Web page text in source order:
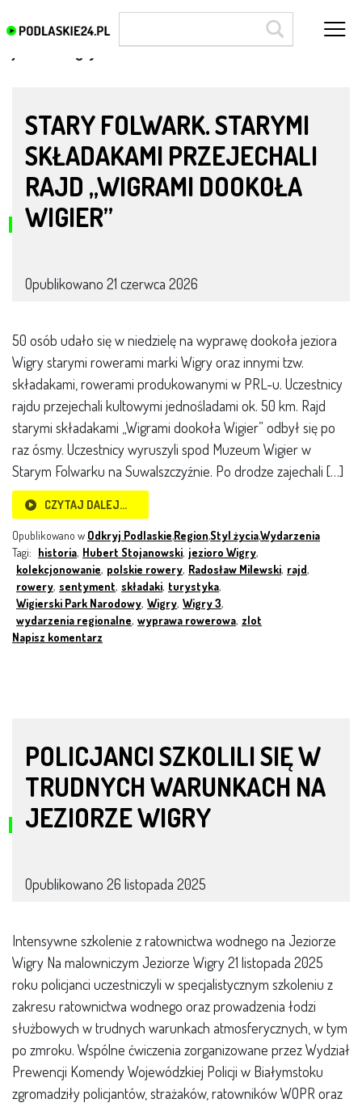
STARY FOLWARK. STARYMI
SKŁADAKAMI PRZEJECHALI
RAJD „WIGRAMI DOOKOŁA
WIGIER”
Opublikowano 21 czerwca 2026
50 osób udało się w niedzielę na wyprawę dookoła jeziora
Wigry starymi rowerami marki Wigry oraz innymi tzw.
składakami, rowerami produkowanymi w PRL-u. Uczestnicy
rajdu przejechali kultowymi jednośladami ok. 50 km. Rajd
starymi składakami „Wigrami dookoła Wigier” odbył się po
raz ósmy. Uczestnicy wyruszyli spod Muzeum Wigier w
Starym Folwarku na Suwalszczyźnie. Po drodze zajechali […]
CZYTAJ DALEJ…
Opublikowano w Odkryj Podlaskie,Region,Styl życia,Wydarzenia
Tagi: historia, Hubert Stojanowski, jezioro Wigry,
kolekcjonowanie, polskie rowery, Radosław Milewski, rajd,
rowery, sentyment, składaki, turystyka,
Wigierski Park Narodowy, Wigry, Wigry 3,
wydarzenia regionalne, wyprawa rowerowa, zlot
Napisz komentarz
POLICJANCI SZKOLILI SIĘ W
TRUDNYCH WARUNKACH NA
JEZIORZE WIGRY
Opublikowano 26 listopada 2025
Intensywne szkolenie z ratownictwa wodnego na Jeziorze
Wigry Na malowniczym Jeziorze Wigry 21 listopada 2025
roku policjanci uczestniczyli w specjalistycznym szkoleniu z
zakresu ratownictwa wodnego oraz prowadzenia łodzi
służbowych w trudnych warunkach atmosferycznych, w tym
po zmroku. Wspólne ćwiczenia zorganizowane przez Wydział
Prewencji Komendy Wojewódzkiej Policji w Białymstoku
zgromadziły policjantów, strażaków, ratowników WOPR oraz